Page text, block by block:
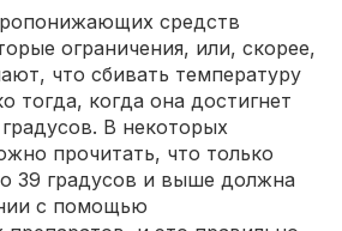
средств
ограничения, или, скорее,
что сбивать температуру
тогда, когда она достигнет
В некоторых
прочитать, что только
39 градусов и выше должна
с помощью